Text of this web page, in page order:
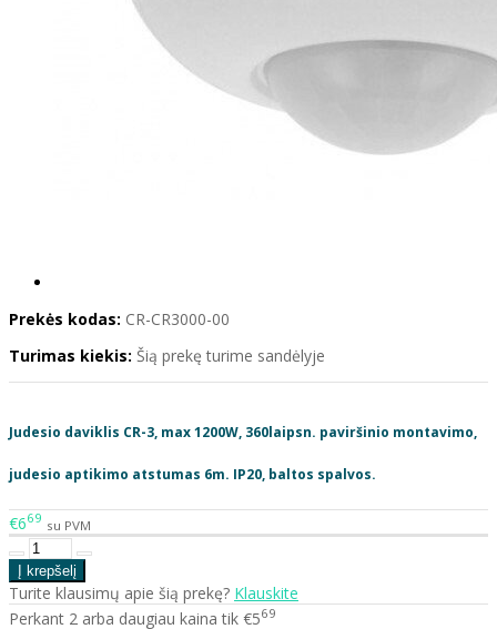
Prekės kodas: CR-CR3000-00
Turimas kiekis: Šią prekę turime sandėlyje
Judesio daviklis CR-3, max 1200W, 360laipsn. paviršinio montavimo,
judesio aptikimo atstumas 6m. IP20, baltos spalvos.
€669 su PVM
Turite klausimų apie šią prekę? Klauskite
Perkant 2 arba daugiau kaina tik €569